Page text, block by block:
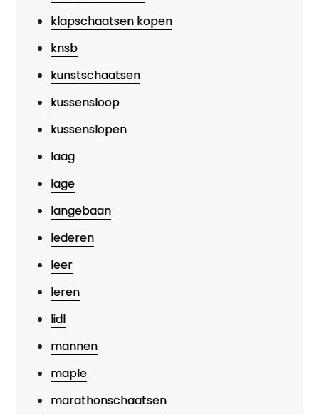
klapschaatsen kopen
knsb
kunstschaatsen
kussensloop
kussenslopen
laag
lage
langebaan
lederen
leer
leren
lidl
mannen
maple
marathonschaatsen